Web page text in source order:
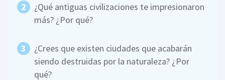
¿Qué antiguas civilizaciones te impresionaron
más? ¿Por qué?
¿Crees que existen ciudades que acabarán
siendo destruidas por la naturaleza? ¿Por
qué?